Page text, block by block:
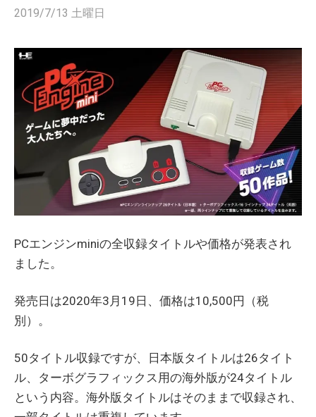
2019/7/13 土曜日
PCエンジンminiの全収録タイトルや価格が発表され
ました。
発売日は2020年3月19日、価格は10,500円（税
別）。
50タイトル収録ですが、日本版タイトルは26タイト
ル、ターボグラフィックス用の海外版が24タイトル
という内容。海外版タイトルはそのままで収録され、